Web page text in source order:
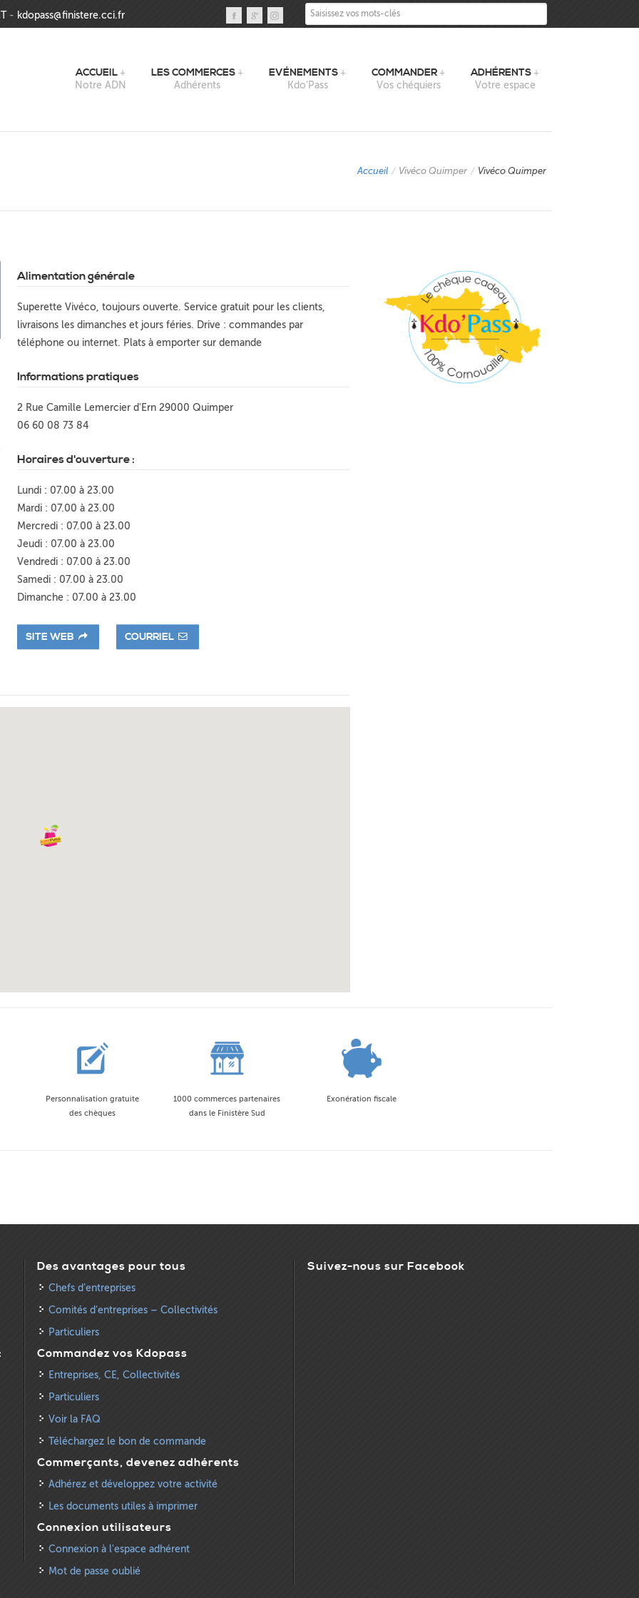
- kdopass@finistere.cci.fr Saisissez vos mots-clés
ACCUEIL
Notre ADN
LES COMMERCES
Adhérents
EVÉNEMENTS
Kdo'Pass
COMMANDER
Vos chéquiers
ADHÉRENTS
Votre espace
Accueil / Vivéco Quimper / Vivéco Quimper
Alimentation générale
Superette Vivéco, toujours ouverte. Service gratuit pour les clients,
livraisons les dimanches et jours féries. Drive : commandes par
téléphone ou internet. Plats à emporter sur demande
Informations pratiques
2 Rue Camille Lemercier d'Ern 29000 Quimper
06 60 08 73 84
Horaires d'ouverture :
Lundi : 07.00 à 23.00
Mardi : 07.00 à 23.00
Mercredi : 07.00 à 23.00
Jeudi : 07.00 à 23.00
Vendredi : 07.00 à 23.00
Samedi : 07.00 à 23.00
Dimanche : 07.00 à 23.00
SITE WEB COURRIEL
Personnalisation gratuite
des chèques
1000 commerces partenaires
dans le Finistère Sud
Exonération fiscale
Des avantages pour tous
Chefs d’entreprises
Comités d’entreprises – Collectivités
Particuliers
Commandez vos Kdopass
Entreprises, CE, Collectivités
Particuliers
Voir la FAQ
Téléchargez le bon de commande
Commerçants, devenez adhérents
Adhérez et développez votre activité
Les documents utiles à imprimer
Connexion utilisateurs
Connexion à l'espace adhérent
Mot de passe oublié
Suivez-nous sur Facebook